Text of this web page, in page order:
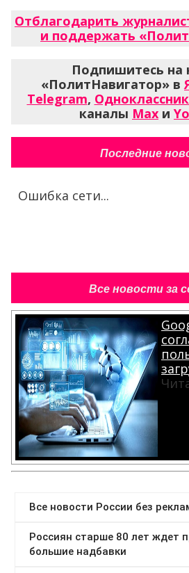
Отблагодарить
и поддержать
Подпишитесь на
«ПолитНавигатор» в
Telegram,
каналы Max и
Последние
Ошибка сети...
Все новости за